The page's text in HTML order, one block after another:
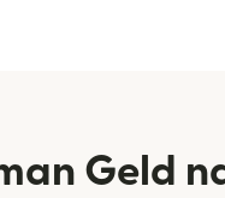
Geld